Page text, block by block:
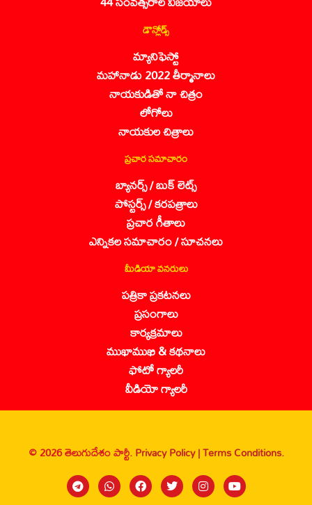
డౌన్లోడ్స్
మ్యానిఫెస్టో
మహానాడు 2022 తీర్మానాలు
నాయకుడితో నా చిత్రం
లోగోలు
నాయకుల చిత్రాలు
ప్రచార సమాచారం
బ్యానర్స్ / బుక్ లెట్స్
పోస్టర్స్ / కరపత్రాలు
ప్రచార గీతాలు
ఎన్నికల సమాచారం / సూచనలు
మీడియా వనరులు
పత్రికా ప్రకటనలు
ప్రసంగాలు
కార్యక్రమాలు
ముఖాముఖి & కథనాలు
ఫోటో గ్యాలరీ
వీడియో గ్యాలరీ
© 2026 తెలుగుదేశం పార్టీ.Privacy Policy |Terms Conditions.